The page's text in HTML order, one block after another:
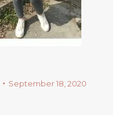
September 18, 2020